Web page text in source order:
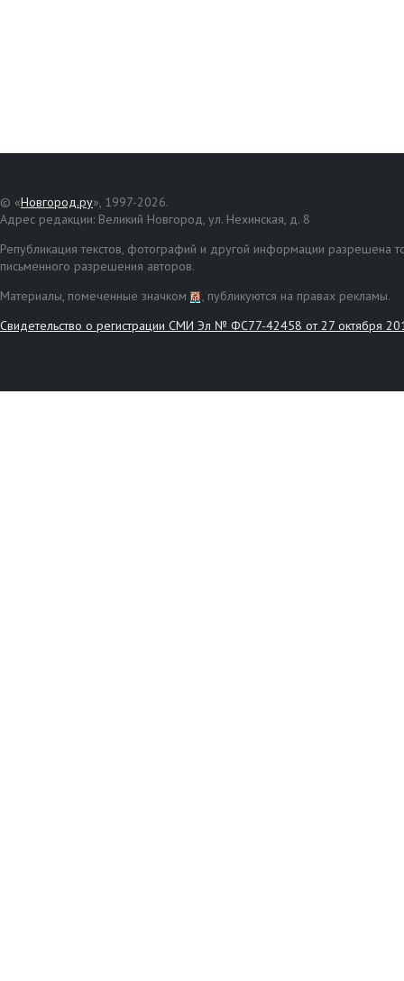
© «Новгород.ру», 1997-2026.
Адрес редакции: Великий Новгород, ул. Нехинская, д. 8
Републикация текстов, фотографий и другой информации разрешена
письменного разрешения авторов.
Материалы, помеченные значком
, публикуются на правах рекламы.
Свидетельство о регистрации СМИ Эл № ФС77-42458 от 27 октября